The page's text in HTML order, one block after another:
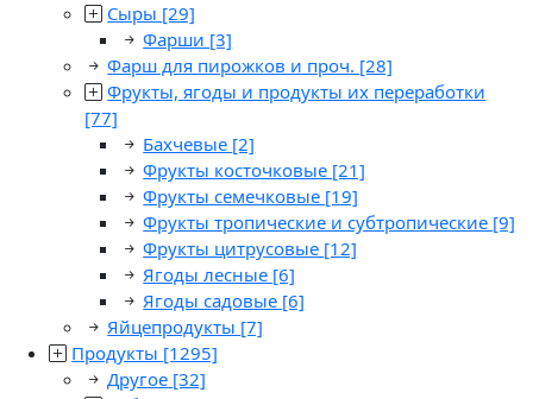
Сыры [29]
Фарши [3]
Фарш для пирожков и проч. [28]
Фрукты, ягоды и продукты их переработки
[77]
Бахчевые [2]
Фрукты косточковые [21]
Фрукты семечковые [19]
Фрукты тропические и субтропические [9]
Фрукты цитрусовые [12]
Ягоды лесные [6]
Ягоды садовые [6]
Яйцепродукты [7]
Продукты [1295]
Другое [32]